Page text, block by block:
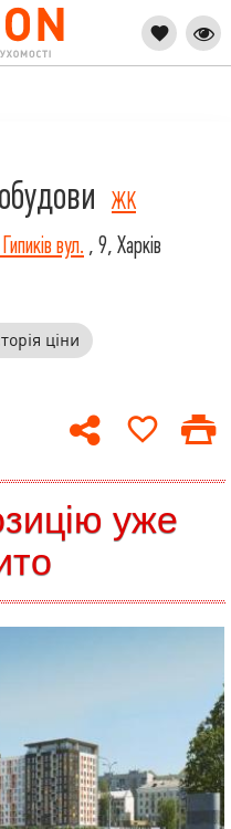
ЖК
вул. , 9, Харків
ціни
уже